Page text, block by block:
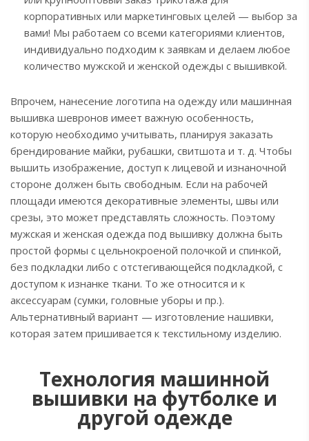
корпоративных или маркетинговых целей — выбор за
вами! Мы работаем со всеми категориями клиентов,
индивидуально подходим к заявкам и делаем любое
количество мужской и женской одежды с вышивкой.
Впрочем, нанесение логотипа на одежду или машинная
вышивка шевронов имеет важную особенность,
которую необходимо учитывать, планируя заказать
брендирование майки, рубашки, свитшота и т. д. Чтобы
вышить изображение, доступ к лицевой и изнаночной
стороне должен быть свободным. Если на рабочей
площади имеются декоративные элементы, швы или
срезы, это может представлять сложность. Поэтому
мужская и женская одежда под вышивку должна быть
простой формы с цельнокроеной полочкой и спинкой,
без подкладки либо с отстегивающейся подкладкой, с
доступом к изнанке ткани. То же относится и к
аксессуарам (сумки, головные уборы и пр.).
Альтернативный вариант — изготовление нашивки,
которая затем пришивается к текстильному изделию.
Технология машинной
вышивки на футболке и
другой одежде